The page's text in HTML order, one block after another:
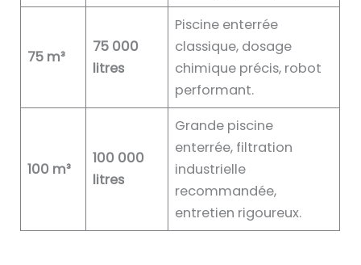
75 m³
75 000
litres
Piscine enterrée
classique, dosage
chimique précis, robot
performant.
100 m³
100 000
litres
Grande piscine
enterrée, filtration
industrielle
recommandée,
entretien rigoureux.